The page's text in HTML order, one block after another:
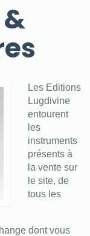
Les Editions
Lugdivine
entourent
les
instruments
présents à
la vente sur
le site, de
tous les
dont vous